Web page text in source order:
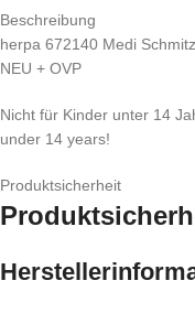
Beschreibung
herpa 672140 Medi
NEU + OVP
Nicht für Kinder unter 14
under 14 years!
Produktsicherheit